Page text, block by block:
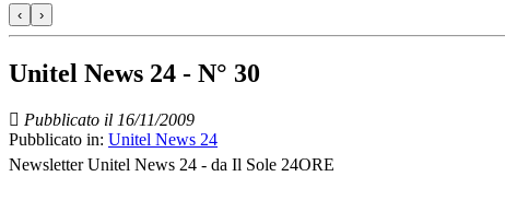
‹ ›
Unitel News 24 - N° 30
Pubblicato il 16/11/2009
Pubblicato in: Unitel News 24
Newsletter Unitel News 24 - da Il Sole 24ORE